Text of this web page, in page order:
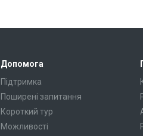
Допомога
Підтримка
Поширені запитання
Короткий тур
Можливості